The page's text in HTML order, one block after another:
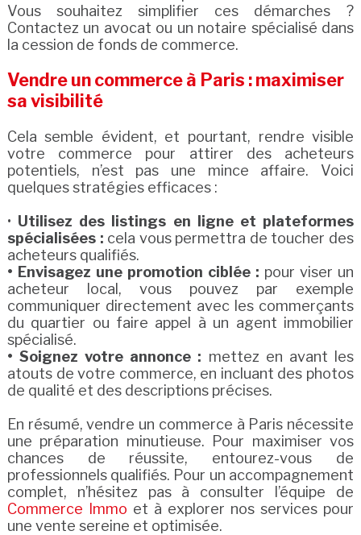
Vous souhaitez simplifier ces démarches ?
Contactez un avocat ou un notaire spécialisé dans
la cession de fonds de commerce.
Vendre un commerce à Paris : maximiser
sa visibilité
Cela semble évident, et pourtant, rendre visible
votre commerce pour attirer des acheteurs
potentiels, n’est pas une mince affaire. Voici
quelques stratégies efficaces :
• Utilisez des listings en ligne et plateformes
spécialisées : cela vous permettra de toucher des
acheteurs qualifiés.
• Envisagez une promotion ciblée : pour viser un
acheteur local, vous pouvez par exemple
communiquer directement avec les commerçants
du quartier ou faire appel à un agent immobilier
spécialisé.
• Soignez votre annonce : mettez en avant les
atouts de votre commerce, en incluant des photos
de qualité et des descriptions précises.
En résumé, vendre un commerce à Paris nécessite
une préparation minutieuse. Pour maximiser vos
chances de réussite, entourez-vous de
professionnels qualifiés. Pour un accompagnement
complet, n’hésitez pas à consulter l’équipe de
Commerce Immo et à explorer nos services pour
une vente sereine et optimisée.